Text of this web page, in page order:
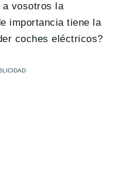
a vosotros la
importancia tiene la
coches eléctricos?